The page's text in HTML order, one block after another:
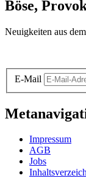
Böse,
Neuigkeiten aus
E-Mail
Impressum
AGB
Jobs